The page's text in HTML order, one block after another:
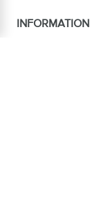
INFORMATION